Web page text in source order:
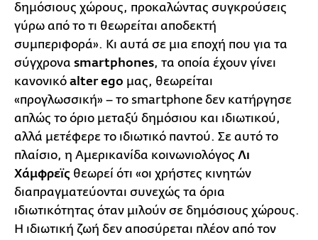
δημόσιους χώρους, προκαλώντας συγκρούσεις
γύρω από το τι θεωρείται αποδεκτή
συμπεριφορά». Κι αυτά σε μια εποχή που για τα
σύγχρονα smartphones, τα οποία έχουν γίνει
κανονικό alter ego μας, θεωρείται
«προγλωσσική» – το smartphone δεν κατήργησε
απλώς το όριο μεταξύ δημόσιου και ιδιωτικού,
αλλά μετέφερε το ιδιωτικό παντού. Σε αυτό το
πλαίσιο, η Αμερικανίδα κοινωνιολόγος Λι
Χάμφρεϊς θεωρεί ότι «οι χρήστες κινητών
διαπραγματεύονται συνεχώς τα όρια
ιδιωτικότητας όταν μιλούν σε δημόσιους χώρους.
Η ιδιωτική ζωή δεν αποσύρεται πλέον από τον